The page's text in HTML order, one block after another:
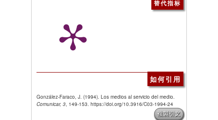
替代指标
如何引用
González-Faraco, J. (1994). Los medios al servicio del medio.
Comunicar, 3, 149-153. https://doi.org/10.3916/C03-1994-24
複製引文